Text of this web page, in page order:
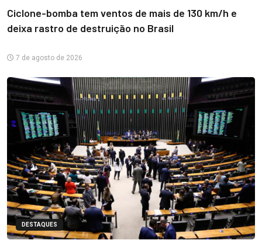
Ciclone-bomba tem ventos de mais de 130 km/h e
deixa rastro de destruição no Brasil
7 de agosto de 2026
DESTAQUES